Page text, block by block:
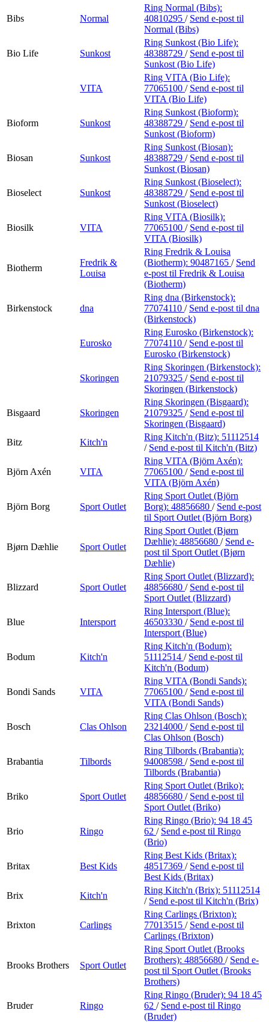
Bibs Normal
Ring Normal (Bibs):
40810295 / Send e-post til
Normal (Bibs)
Bio Life Sunkost
Ring Sunkost (Bio Life):
48388729 / Send e-post til
Sunkost (Bio Life)
VITA
Ring VITA (Bio Life):
77065100 / Send e-post til
VITA (Bio Life)
Bioform Sunkost
Ring Sunkost (Bioform):
48388729 / Send e-post til
Sunkost (Bioform)
Biosan Sunkost
Ring Sunkost (Biosan):
48388729 / Send e-post til
Sunkost (Biosan)
Bioselect Sunkost
Ring Sunkost (Bioselect):
48388729 / Send e-post til
Sunkost (Bioselect)
Biosilk VITA
Ring VITA (Biosilk):
77065100 / Send e-post til
VITA (Biosilk)
Biotherm
Fredrik &
Louisa
Ring Fredrik & Louisa
(Biotherm): 90487165 / Send
e-post til Fredrik & Louisa
(Biotherm)
Birkenstock dna
Ring dna (Birkenstock):
77074110 / Send e-post til dna
(Birkenstock)
Eurosko
Ring Eurosko (Birkenstock):
77074110 / Send e-post til
Eurosko (Birkenstock)
Skoringen
Ring Skoringen (Birkenstock):
21079325 / Send e-post til
Skoringen (Birkenstock)
Bisgaard Skoringen
Ring Skoringen (Bisgaard):
21079325 / Send e-post til
Skoringen (Bisgaard)
Bitz
Kitch'n
Ring Kitch'n (Bitz): 51112514
/ Send e-post til Kitch'n (Bitz)
Björn Axén VITA
Ring VITA (Björn Axén):
77065100 / Send e-post til
VITA (Björn Axén)
Björn Borg Sport Outlet
Ring Sport Outlet (Björn
Borg): 48856680 / Send e-post
til Sport Outlet (Björn Borg)
Bjørn Dæhlie Sport Outlet
Ring Sport Outlet (Bjørn
Dæhlie): 48856680 / Send e-
post til Sport Outlet (Bjørn
Dæhlie)
Blizzard Sport Outlet
Ring Sport Outlet (Blizzard):
48856680 / Send e-post til
Sport Outlet (Blizzard)
Blue Intersport
Ring Intersport (Blue):
46503330 / Send e-post til
Intersport (Blue)
Bodum Kitch'n
Ring Kitch'n (Bodum):
51112514 / Send e-post til
Kitch'n (Bodum)
Bondi Sands VITA
Ring VITA (Bondi Sands):
77065100 / Send e-post til
VITA (Bondi Sands)
Bosch Clas Ohlson
Ring Clas Ohlson (Bosch):
23214000 / Send e-post til
Clas Ohlson (Bosch)
Brabantia Tilbords
Ring Tilbords (Brabantia):
94008598 / Send e-post til
Tilbords (Brabantia)
Briko Sport Outlet
Ring Sport Outlet (Briko):
48856680 / Send e-post til
Sport Outlet (Briko)
Brio Ringo
Ring Ringo (Brio): 94 18 45
62 / Send e-post til Ringo
(Brio)
Britax Best Kids
Ring Best Kids (Britax):
48517369 / Send e-post til
Best Kids (Britax)
Brix
Kitch'n
Ring Kitch'n (Brix): 51112514
/ Send e-post til Kitch'n (Brix)
Brixton Carlings
Ring Carlings (Brixton):
77013515 / Send e-post til
Carlings (Brixton)
Brooks Brothers Sport Outlet
Ring Sport Outlet (Brooks
Brothers): 48856680 / Send e-
post til Sport Outlet (Brooks
Brothers)
Bruder Ringo
Ring Ringo (Bruder): 94 18 45
62 / Send e-post til Ringo
(Bruder)